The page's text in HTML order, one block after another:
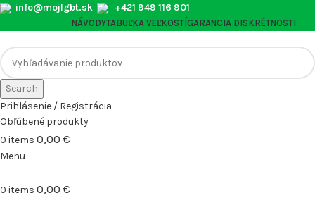
info@mojlgbt.sk +421 949 116 901
NÁVODYTABUĽKA VEĽKOSTÍGARANCIA DISKRÉTNOSTI
Search
Prihlásenie / Registrácia
Obľúbené produkty
0 items 0,00 €
Menu
0 items 0,00 €